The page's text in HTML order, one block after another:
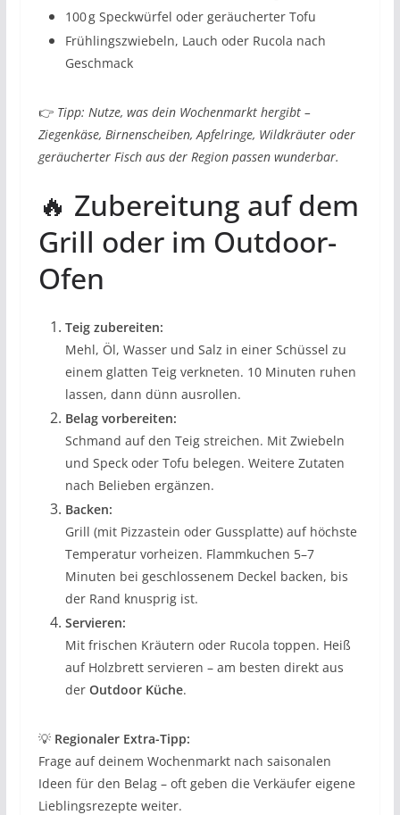
100 g Speckwürfel oder geräucherter Tofu
Frühlingszwiebeln, Lauch oder Rucola nach
Geschmack
👉 Tipp: Nutze, was dein Wochenmarkt hergibt –
Ziegenkäse, Birnenscheiben, Apfelringe, Wildkräuter oder
geräucherter Fisch aus der Region passen wunderbar.
🔥 Zubereitung auf dem
Grill oder im Outdoor-
Ofen
Teig zubereiten:
Mehl, Öl, Wasser und Salz in einer Schüssel zu
einem glatten Teig verkneten. 10 Minuten ruhen
lassen, dann dünn ausrollen.
Belag vorbereiten:
Schmand auf den Teig streichen. Mit Zwiebeln
und Speck oder Tofu belegen. Weitere Zutaten
nach Belieben ergänzen.
Backen:
Grill (mit Pizzastein oder Gussplatte) auf höchste
Temperatur vorheizen. Flammkuchen 5–7
Minuten bei geschlossenem Deckel backen, bis
der Rand knusprig ist.
Servieren:
Mit frischen Kräutern oder Rucola toppen. Heiß
auf Holzbrett servieren – am besten direkt aus
der Outdoor Küche.
💡 Regionaler Extra-Tipp:
Frage auf deinem Wochenmarkt nach saisonalen
Ideen für den Belag – oft geben die Verkäufer eigene
Lieblingsrezepte weiter.